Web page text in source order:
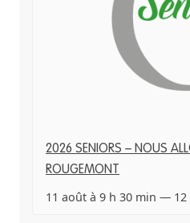
2026 SENIORS – NOUS
ROUGEMONT
11 août à 9 h 30 min —